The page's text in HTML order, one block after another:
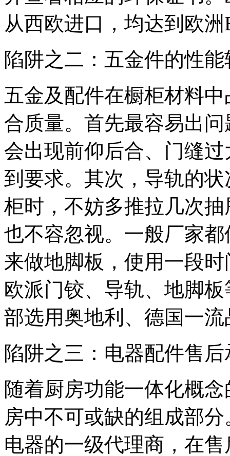
从西欧进口，均达到欧
陷阱之二：五金件的性能
五金及配件在橱柜材料
合质量。首先最容易出
会出现前仰后合、门缝
到要求。其次，导轨的
柜时，不妨多推拉几次
也不容忽视。一般厂家
来做地脚板，使用一段
欧派门铰、导轨、地脚
部选用奥地利、德国一
陷阱之三：电器配件售
随着厨房功能一体化概
房中不可或缺的组成部
电器的一级代理商，在